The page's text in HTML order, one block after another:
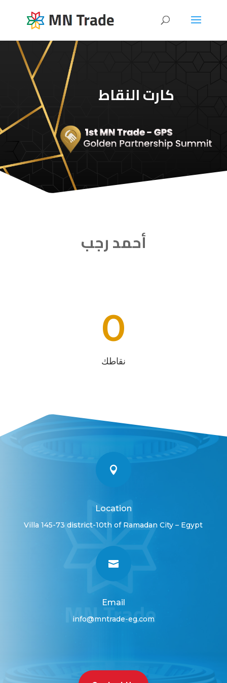
كارت النقاط
أحمد رجب
0
نقاطك

Location
Villa 145-73 district-10th of Ramadan City – Egypt

Email
info@mntrade-eg.com